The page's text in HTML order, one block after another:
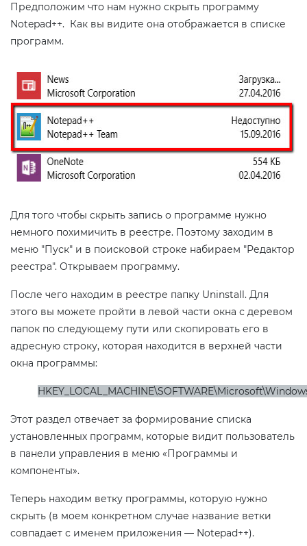
Предположим что нам нужно скрыть программу
Notepad++. Как вы видите она отображается в списке
программ.
Для того чтобы скрыть запись о программе нужно
немного похимичить в реестре. Поэтому заходим в
меню "Пуск" и в поисковой строке набираем "Редактор
реестра". Открываем программу.
После чего находим в реестре папку Uninstall. Для
этого вы можете пройти в левой части окна с деревом
папок по следующему пути или скопировать его в
адресную строку, которая находится в верхней части
окна программы:
Этот раздел отвечает за формирование списка
установленных программ, которые видит пользователь
в панели управления в меню «Программы и
компоненты».
Теперь находим ветку программы, которую нужно
скрыть (в моем конкретном случае название ветки
совпадает с именем приложения — Notepad++).